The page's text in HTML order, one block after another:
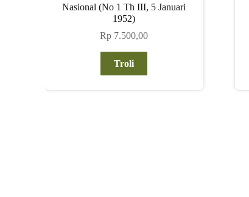
Nasional (No 1 Th III, 5 Januari
1952)
Rp 7.500,00
Troli